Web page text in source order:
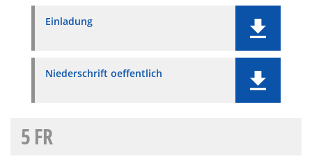
Einladung
Niederschrift oeffentlich
5FR